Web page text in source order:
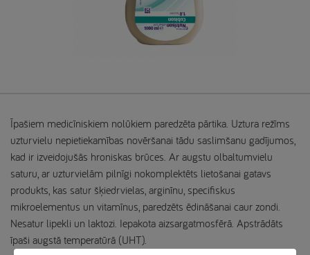
Īpašiem medicīniskiem nolūkiem paredzēta pārtika. Uztura režīms
uzturvielu nepietiekamības novēršanai tādu saslimšanu gadījumos,
kad ir izveidojušās hroniskas brūces. Ar augstu olbaltumvielu
saturu, ar uzturvielām pilnīgi nokomplektēts lietošanai gatavs
produkts, kas satur šķiedrvielas, arginīnu, specifiskus
mikroelementus un vitamīnus, paredzēts ēdināšanai caur zondi.
Nesatur lipekli un laktozi. Iepakota aizsargatmosfērā. Apstrādāts
īpaši augstā temperatūrā (UHT).